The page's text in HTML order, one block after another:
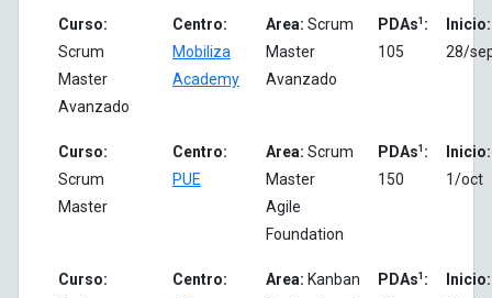
Curso:
Scrum
Master
Avanzado
Centro:
Mobiliza
Academy
Area: Scrum
Master
Avanzado
PDAs1 :
105
Inicio:
28/
Curso:
Scrum
Master
Centro:
PUE
Area: Scrum
Master
Agile
Foundation
PDAs1 :
150
Inicio:
1/oct
Curso:
Centro:
Area: Kanban
PDAs1 :
Inicio: